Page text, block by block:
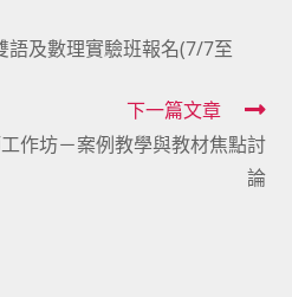
語及數理實驗班報名(7/7至
下一篇文章
作坊－案例教學與教材焦點討
論